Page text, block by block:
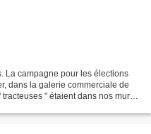
La campagne pour les élections
dans la galerie commerciale de
" étaient dans nos murs,